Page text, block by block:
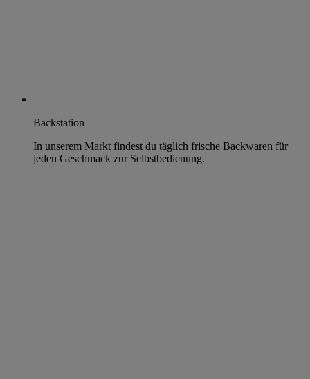
Backstation
In unserem Markt findest du täglich frische Backwaren für
jeden Geschmack zur Selbstbedienung.